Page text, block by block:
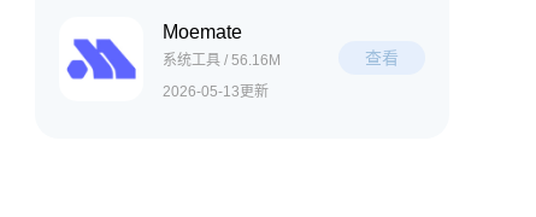
Moemate
系统工具 / 56.16M
2026-05-13更新
查看